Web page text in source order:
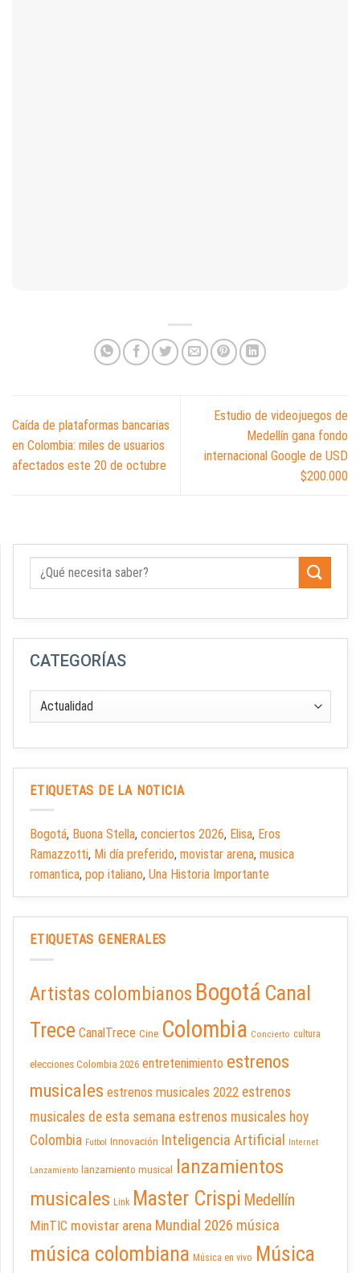
Caída de plataformas bancarias
en Colombia: miles de usuarios
afectados este 20 de octubre
Estudio de videojuegos de
Medellín gana fondo
internacional Google de USD
$200.000
CATEGORÍAS
ETIQUETAS DE LA NOTICIA
Bogotá, Buona Stella, conciertos 2026, Elisa, Eros
Ramazzotti, Mi día preferido, movistar arena, musica
romantica, pop italiano, Una Historia Importante
ETIQUETAS GENERALES
Artistas colombianos Bogotá Canal
Trece CanalTrece Cine Colombia Concierto cultura
elecciones Colombia 2026 entretenimiento estrenos
musicales estrenos musicales 2022 estrenos
musicales de esta semana estrenos musicales hoy
Colombia Futbol Innovación Inteligencia Artificial Internet
Lanzamiento lanzamiento musical
lanzamientos
musicales Link Master Crispi Medellín
MinTIC movistar arena Mundial 2026 música
música colombiana Música en vivo Música